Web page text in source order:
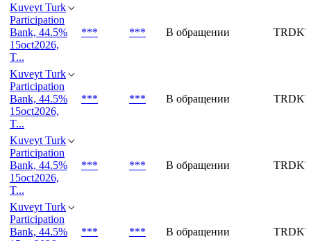
Kuveyt Turk
Participation
Bank, 44.5%
15oct2026,
T...
*** *** В обращении
Kuveyt Turk
Participation
Bank, 44.5%
15oct2026,
T...
*** *** В обращении
Kuveyt Turk
Participation
Bank, 44.5%
15oct2026,
T...
*** *** В обращении
Kuveyt Turk
Participation
Bank, 44.5%
*** *** В обращении